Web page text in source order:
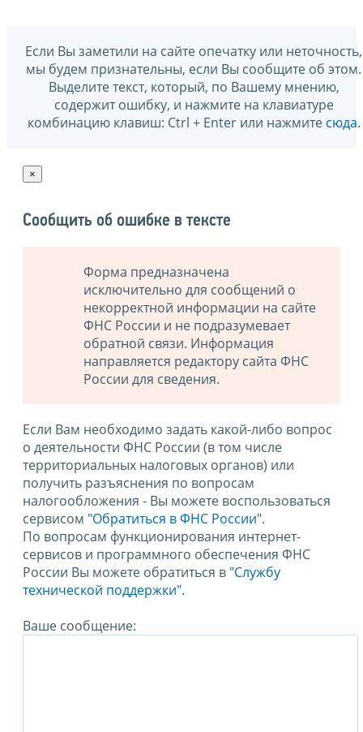
Если Вы заметили на сайте опечатку или неточность,
мы будем признательны, если Вы сообщите об этом.
Выделите текст, который, по Вашему мнению,
содержит ошибку, и нажмите на клавиатуре
комбинацию клавиш: Ctrl + Enter или нажмите сюда.
×
Сообщить об ошибке в тексте
Форма предназначена
исключительно для сообщений о
некорректной информации на сайте
ФНС России и не подразумевает
обратной связи. Информация
направляется редактору сайта ФНС
России для сведения.
Если Вам необходимо задать какой-либо вопрос
о деятельности ФНС России (в том числе
территориальных налоговых органов) или
получить разъяснения по вопросам
налогообложения - Вы можете воспользоваться
сервисом "Обратиться в ФНС России".
По вопросам функционирования интернет-
сервисов и программного обеспечения ФНС
России Вы можете обратиться в "Службу
технической поддержки".
Ваше сообщение: